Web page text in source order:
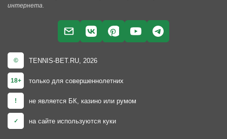
интернета.
© TENNIS-BET.RU, 2026
18+ только для совершеннолетних
! не является БК, казино или румом
✓ на сайте используются куки